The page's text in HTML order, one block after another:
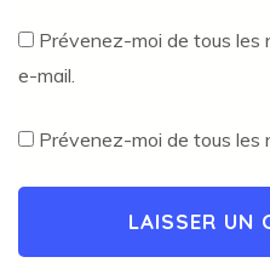
Prévenez-moi de tous les
e-mail.
Prévenez-moi de tous les